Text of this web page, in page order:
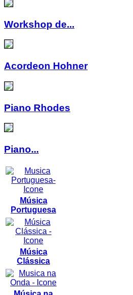
Workshop de...
Acordeon Hohner
Piano Rhodes
Piano...
Música
Portuguesa
Música
Clássica